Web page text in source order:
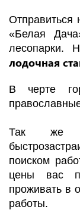
Отправиться
«Белая
лесопарки.
лодочная
В черте
Так же
поиском
цены вас
проживать в
работы.